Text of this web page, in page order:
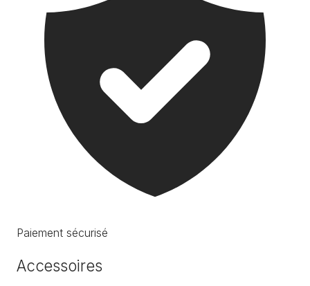
Paiement sécurisé
Accessoires